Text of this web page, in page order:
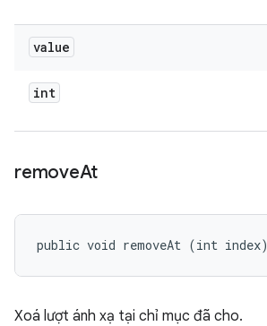
value
int
removeAt
public void removeAt (int index)
Xoá lượt ánh xạ tại chỉ mục đã cho.